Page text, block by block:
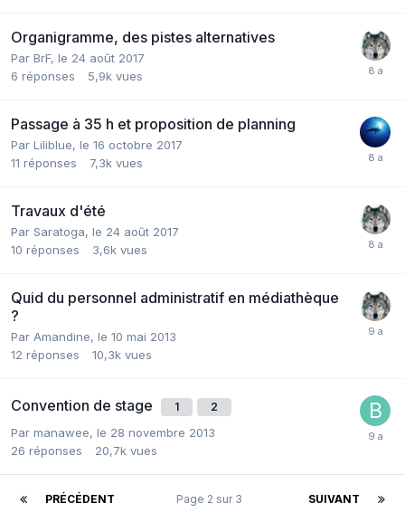
Organigramme, des pistes alternatives
Par BrF, le 24 août 2017
6 réponses 5,9k vues
Passage à 35 h et proposition de planning
Par Liliblue, le 16 octobre 2017
11 réponses 7,3k vues
Travaux d'été
Par Saratoga, le 24 août 2017
10 réponses 3,6k vues
Quid du personnel administratif en médiathèque
?
Par Amandine, le 10 mai 2013
12 réponses 10,3k vues
Convention de stage 1 2
Par manawee, le 28 novembre 2013
26 réponses 20,7k vues
PRÉCÉDENT SUIVANT
Page 2 sur 3